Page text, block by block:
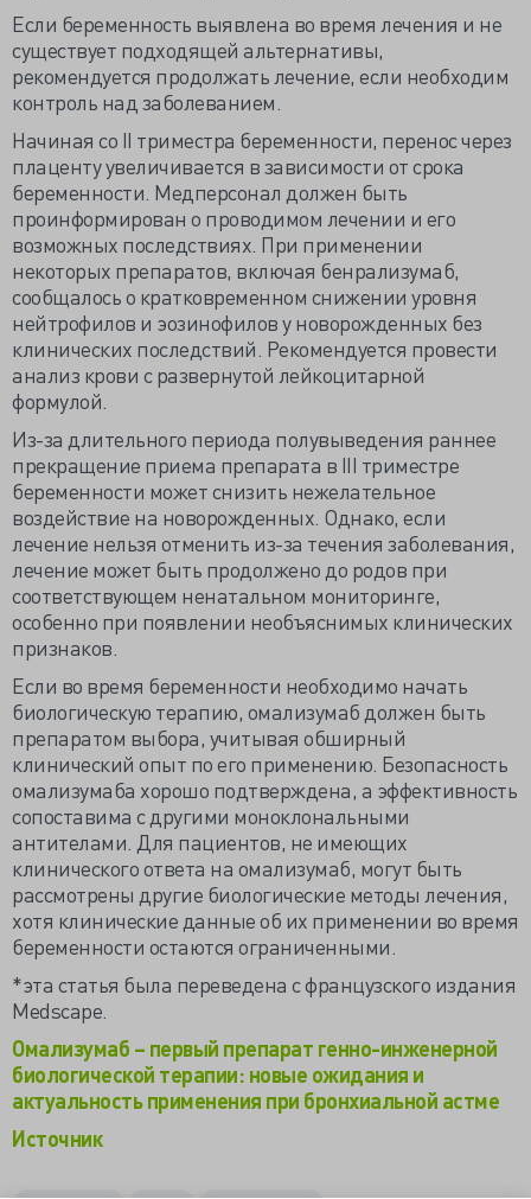
Если беременность выявлена во время лечения и не
существует подходящей альтернативы,
рекомендуется продолжать лечение, если необходим
контроль над заболеванием.
Начиная со II триместра беременности, перенос через
плаценту увеличивается в зависимости от срока
беременности. Медперсонал должен быть
проинформирован о проводимом лечении и его
возможных последствиях. При применении
некоторых препаратов, включая бенрализумаб,
сообщалось о кратковременном снижении уровня
нейтрофилов и эозинофилов у новорожденных без
клинических последствий. Рекомендуется провести
анализ крови с развернутой лейкоцитарной
формулой.
Из-за длительного периода полувыведения раннее
прекращение приема препарата в III триместре
беременности может снизить нежелательное
воздействие на новорожденных. Однако, если
лечение нельзя отменить из-за течения заболевания,
лечение может быть продолжено до родов при
соответствующем ненатальном мониторинге,
особенно при появлении необъяснимых клинических
признаков.
Если во время беременности необходимо начать
биологическую терапию, омализумаб должен быть
препаратом выбора, учитывая обширный
клинический опыт по его применению. Безопасность
омализумаба хорошо подтверждена, а эффективность
сопоставима с другими моноклональными
антителами. Для пациентов, не имеющих
клинического ответа на омализумаб, могут быть
рассмотрены другие биологические методы лечения,
хотя клинические данные об их применении во время
беременности остаются ограниченными.
*эта статья была переведена с французского издания
Medscape.
Омализумаб – первый препарат генно-инженерной
биологической терапии: новые ожидания и
актуальность применения при бронхиальной астме
Источник